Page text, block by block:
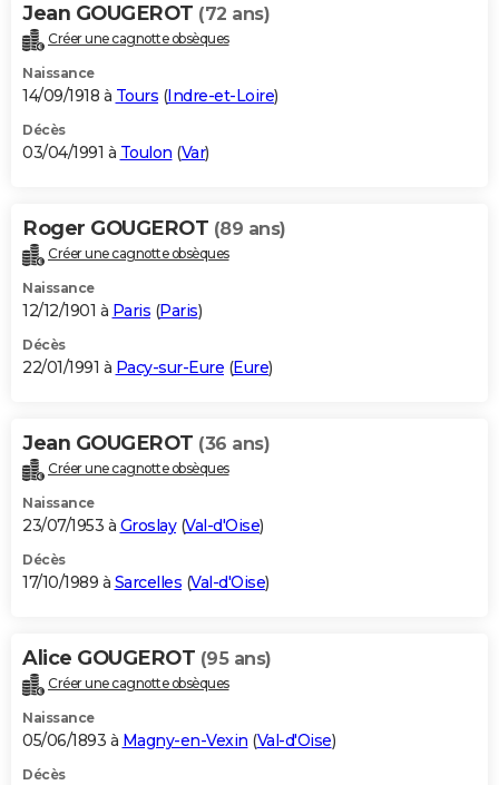
Jean GOUGEROT (72 ans)
Créer une cagnotte obsèques
Naissance
14/09/1918 à Tours (Indre-et-Loire)
Décès
03/04/1991 à Toulon (Var)
Roger GOUGEROT (89 ans)
Créer une cagnotte obsèques
Naissance
12/12/1901 à Paris (Paris)
Décès
22/01/1991 à Pacy-sur-Eure (Eure)
Jean GOUGEROT (36 ans)
Créer une cagnotte obsèques
Naissance
23/07/1953 à Groslay(Val-d'Oise)
Décès
17/10/1989 à Sarcelles (Val-d'Oise)
Alice GOUGEROT (95 ans)
Créer une cagnotte obsèques
Naissance
05/06/1893 à Magny-en-Vexin (Val-d'Oise)
Décès